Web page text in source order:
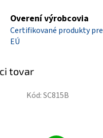
Overení výrobcovia
Certifikované produkty pre
EÚ
tovar
Kód:SC815B